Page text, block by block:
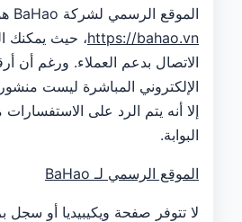
الموقع الرسمي لشركة BaHao هو
https://bahao.vn، حيث يمكنك
الاتصال بدعم العملاء. ورغم أن
الإلكتروني المباشرة ليست
إلا أنه يتم الرد على
البوابة.
الموقع الرسمي لـ BaHao
لا تتوفر صفحة ويكيبيديا أو سجل